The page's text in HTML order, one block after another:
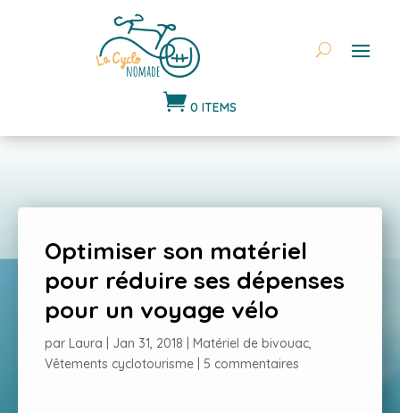
 0 ITEMS
Optimiser son matériel
pour réduire ses dépenses
pour un voyage vélo
par Laura Jan 31, 2018 Matériel de bivouac,
Vêtements cyclotourisme
5 commentaires